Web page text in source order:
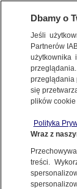
ŚWIAT
Umowa
wojny"
Dbamy o
Jeśli
Partnerów
użytkownika
przeglądania
się
plików cookie
Polityka
Wraz z
treści.